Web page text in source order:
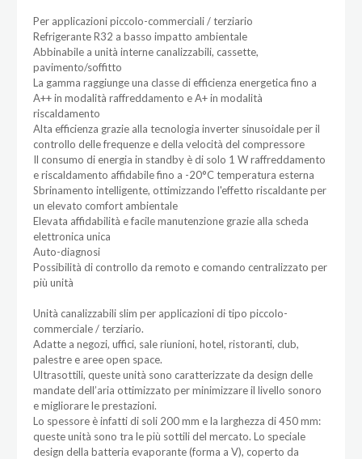
Per applicazioni piccolo-commerciali / terziario
Refrigerante R32 a basso impatto ambientale
Abbinabile a unità interne canalizzabili, cassette,
pavimento/soffitto
La gamma raggiunge una classe di efficienza energetica fino a
A++ in modalità raffreddamento e A+ in modalità
riscaldamento
Alta efficienza grazie alla tecnologia inverter sinusoidale per il
controllo delle frequenze e della velocità del compressore
Il consumo di energia in standby è di solo 1 W raffreddamento
e riscaldamento affidabile fino a -20°C temperatura esterna
Sbrinamento intelligente, ottimizzando l'effetto riscaldante per
un elevato comfort ambientale
Elevata affidabilità e facile manutenzione grazie alla scheda
elettronica unica
Auto-diagnosi
Possibilità di controllo da remoto e comando centralizzato per
più unità
Unità canalizzabili slim per applicazioni di tipo piccolo-
commerciale / terziario.
Adatte a negozi, uffici, sale riunioni, hotel, ristoranti, club,
palestre e aree open space.
Ultrasottili, queste unità sono caratterizzate da design delle
mandate dell’aria ottimizzato per minimizzare il livello sonoro
e migliorare le prestazioni.
Lo spessore è infatti di soli 200 mm e la larghezza di 450 mm:
queste unità sono tra le più sottili del mercato. Lo speciale
design della batteria evaporante (forma a V), coperto da